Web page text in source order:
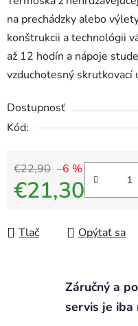
na prechádzky alebo
konštrukcii a technológii
až 12 hodín a nápoje
vzduchotesný
Dostupnosť
Kód:
€22,90 –6 %
€21,30
Tlač Opýtať sa
Záručný a
servis je iba